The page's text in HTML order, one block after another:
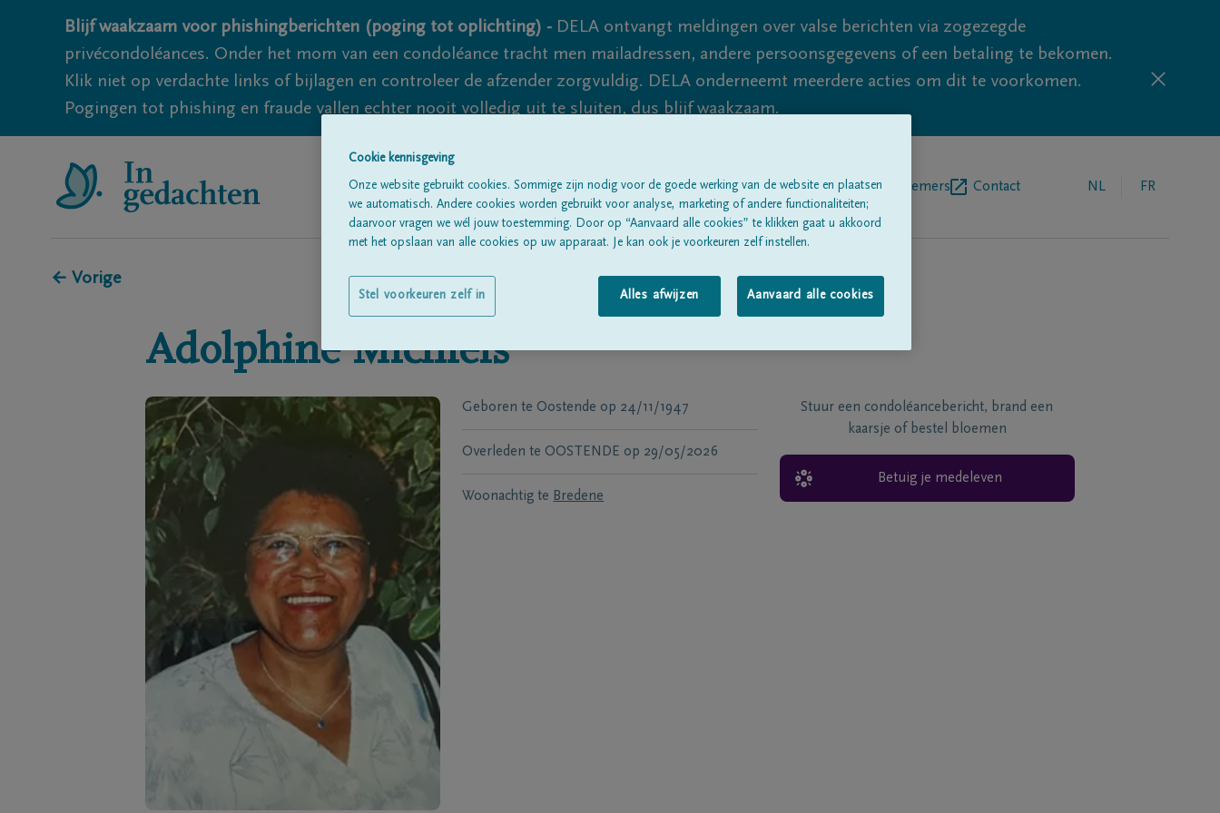
Blijf waakzaam voor phishingberichten (poging tot oplichting) - DELA ontvangt meldingen over valse berichten via zogezegde
privécondoléances. Onder het mom van een condoléance tracht men mailadressen, andere persoonsgegevens of een betaling te bekomen.
Klik niet op verdachte links of bijlagen en controleer de afzender zorgvuldig. DELA onderneemt meerdere acties om dit te voorkomen.
Pogingen tot phishing en fraude vallen echter nooit volledig uit te sluiten, dus blijf waakzaam.
Alle rouwberichtenOver onsBegrafenisondernemers Contact NL FR
← Vorige
Adolphine Michiels
Geboren te Oostende op 24/11/1947
Overleden te OOSTENDE op 29/05/2026
Woonachtig te Bredene
Stuur een condoléancebericht, brand een
kaarsje of bestel bloemen
Betuig je medeleven
Cookie kennisgeving
Onze website gebruikt cookies. Sommige zijn nodig voor de goede werking van de website en plaatsen
we automatisch. Andere cookies worden gebruikt voor analyse, marketing of andere functionaliteiten;
daarvoor vragen we wél jouw toestemming. Door op “Aanvaard alle cookies” te klikken gaat u akkoord
met het opslaan van alle cookies op uw apparaat. Je kan ook je voorkeuren zelf instellen.
Alles afwijzen Aanvaard alle cookies
Stel voorkeuren zelf in